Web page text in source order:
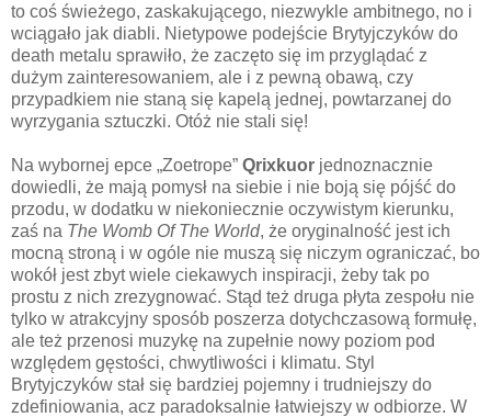
to coś świeżego, zaskakującego, niezwykle ambitnego, no i
wciągało jak diabli. Nietypowe podejście Brytyjczyków do
death metalu sprawiło, że zaczęto się im przyglądać z
dużym zainteresowaniem, ale i z pewną obawą, czy
przypadkiem nie staną się kapelą jednej, powtarzanej do
wyrzygania sztuczki. Otóż nie stali się!
Na wybornej epce „Zoetrope” Qrixkuor jednoznacznie
dowiedli, że mają pomysł na siebie i nie boją się pójść do
przodu, w dodatku w niekoniecznie oczywistym kierunku,
zaś na The Womb Of The World, że oryginalność jest ich
mocną stroną i w ogóle nie muszą się niczym ograniczać, bo
wokół jest zbyt wiele ciekawych inspiracji, żeby tak po
prostu z nich zrezygnować. Stąd też druga płyta zespołu nie
tylko w atrakcyjny sposób poszerza dotychczasową formułę,
ale też przenosi muzykę na zupełnie nowy poziom pod
względem gęstości, chwytliwości i klimatu. Styl
Brytyjczyków stał się bardziej pojemny i trudniejszy do
zdefiniowania, acz paradoksalnie łatwiejszy w odbiorze. W